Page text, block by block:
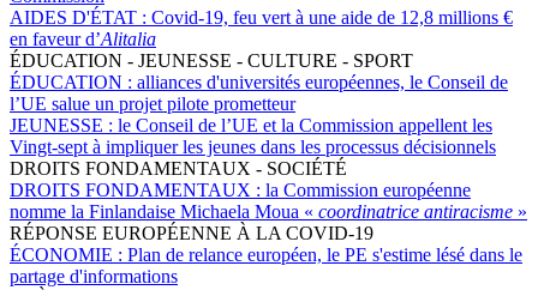
AIDES D'ÉTAT : Covid-19, feu vert à une aide de 12,8 millions €
en faveur d’Alitalia
ÉDUCATION - JEUNESSE - CULTURE - SPORT
ÉDUCATION : alliances d'universités européennes, le Conseil de
l’UE salue un projet pilote prometteur
JEUNESSE : le Conseil de l’UE et la Commission appellent les
Vingt-sept à impliquer les jeunes dans les processus décisionnels
DROITS FONDAMENTAUX - SOCIÉTÉ
DROITS FONDAMENTAUX : la Commission européenne
nomme la Finlandaise Michaela Moua « coordinatrice antiracisme »
RÉPONSE EUROPÉENNE À LA COVID-19
ÉCONOMIE : Plan de relance européen, le PE s'estime lésé dans le
partage d'informations